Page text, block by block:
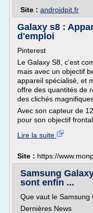
Site : androidpit.fr
Galaxy s8 :
d'emploi
Pinterest
Le Galaxy S8, c'est
mais avec un objectif
appareil spécialisé, et
offre des quantités de
des clichés
Avec son capteur de
pour son objectif
Lire la suite
Site : https://
Samsung
sont enfin ...
Que vaut le Samsung
Dernières News